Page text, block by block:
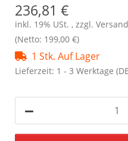
236,81 €
inkl. 19% USt. , zzgl. Versand
(Netto: 199,00 €)
1 Stk. Auf Lager
Lieferzeit: 1 - 3 Werktage